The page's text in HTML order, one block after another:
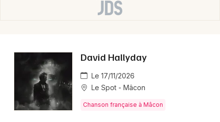
David Hallyday
Le 17/11/2026
Le Spot - Mâcon
Chanson française à Mâcon